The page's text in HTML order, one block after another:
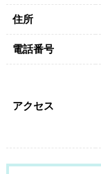
住所
電話番号
アクセス